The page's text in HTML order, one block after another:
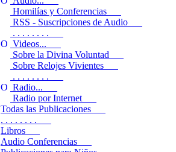
Homilías y Conferencias
RSS - Suscripciones de Audio
. . . . . . . .
Videos...
Sobre la Divina Voluntad
Sobre Relojes Vivientes
. . . . . . . .
Radio...
Radio por Internet
Todas las Publicaciones
. . . . . . . .
Libros
Audio Conferencias